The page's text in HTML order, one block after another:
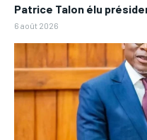
Patrice Talon élu
6 août 2026